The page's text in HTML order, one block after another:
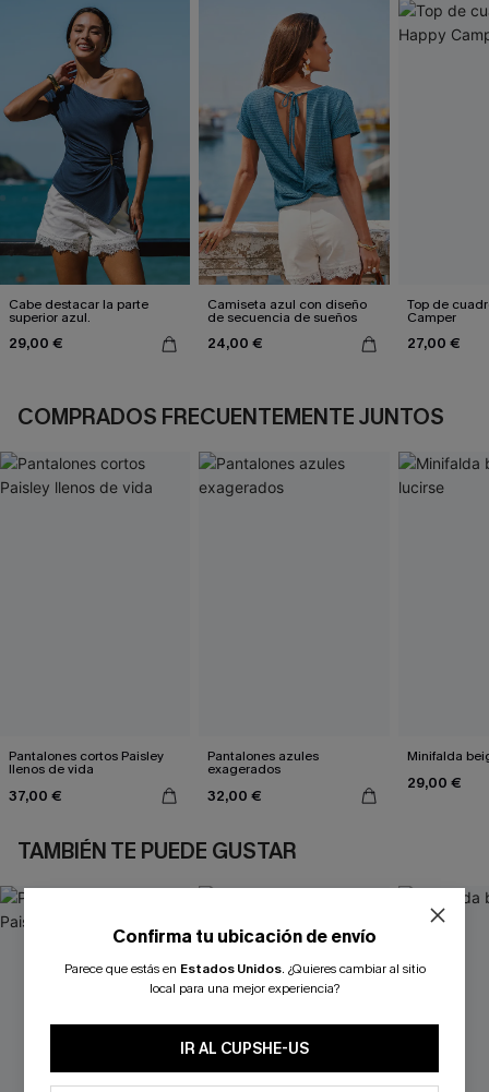
Cabe destacar la parte
superior azul.
29,00 €
Camiseta azul con diseño
de secuencia de sueños
24,00 €
Top de
Camper
27,00 €
COMPRADOS FRECUENTEMENTE JUNTOS
Pantalones cortos Paisley
llenos de vida
37,00 €
Pantalones azules
exagerados
32,00 €
Minifalda
29,00 €
TAMBIÉN TE PUEDE GUSTAR
Confirma tu ubicación de envío
Parece que estás en Estados Unidos. ¿Quieres cambiar al sitio
local para una mejor experiencia?
IR AL CUPSHE-US